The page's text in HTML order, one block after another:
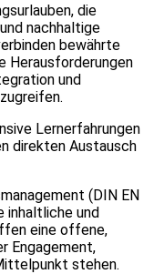
die
nachhaltige
bewährte
Herausforderungen
und
Lernerfahrungen
direkten Austausch
(DIN EN
inhaltliche und
eine offene,
Engagement,
stehen.